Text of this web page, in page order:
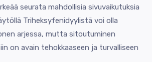
seurata mahdollisia sivuvaikutuksia
Triheksyfenidyylistä voi olla
arjessa, mutta sitoutuminen
on avain tehokkaaseen ja turvalliseen